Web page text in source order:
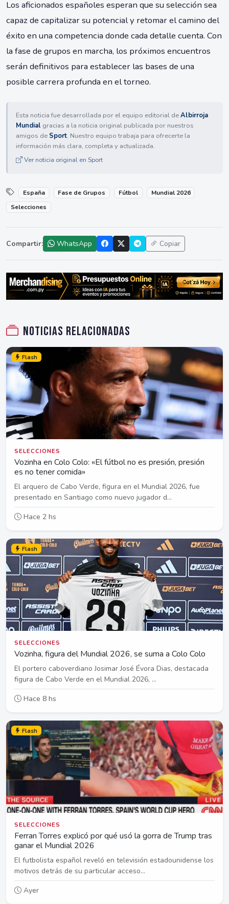
Los aficionados españoles esperan que su selección sea
capaz de capitalizar su potencial y retomar el camino del
éxito en una competencia donde cada detalle cuenta. Con
la fase de grupos en marcha, los próximos encuentros
serán definitivos para establecer las bases de una
posible carrera profunda en el torneo.
Esta noticia fue desarrollada por el equipo editorial deAlbirroja
Mundial gracias a la noticia original publicada por nuestros
amigos de Sport. Nuestro equipo trabaja para ofrecerte la
información más clara, completa y actualizada.
Ver noticia original en Sport
España Fase de Grupos Fútbol
Mundial 2026
Selecciones
Compartir: WhatsApp Copiar
Noticias relacionadas
Flash
SELECCIONES
Vozinha en Colo Colo: «El fútbol no es presión, presión
es no tener comida»
El arquero de Cabo Verde, figura en el Mundial 2026, fue
presentado en Santiago como nuevo jugador d...
Hace 2 hs
Flash
SELECCIONES
Vozinha, figura del Mundial 2026, se suma a Colo Colo
El portero caboverdiano Josimar José Évora Dias, destacada
figura de Cabo Verde en el Mundial 2026, ...
Hace 8 hs
Flash
SELECCIONES
Ferran Torres explicó por qué usó la gorra de Trump tras
ganar el Mundial 2026
El futbolista español reveló en televisión estadounidense los
motivos detrás de su particular acceso...
Ayer